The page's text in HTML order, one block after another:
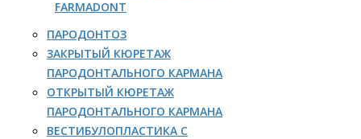
FARMADONT
ПАРОДОНТОЗ
ЗАКРЫТЫЙ КЮРЕТАЖ
ПАРОДОНТАЛЬНОГО КАРМАНА
ОТКРЫТЫЙ КЮРЕТАЖ
ПАРОДОНТАЛЬНОГО КАРМАНА
ВЕСТИБУЛОПЛАСТИКА С